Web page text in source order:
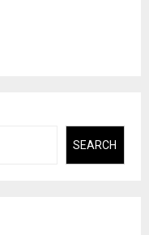
SEARCH